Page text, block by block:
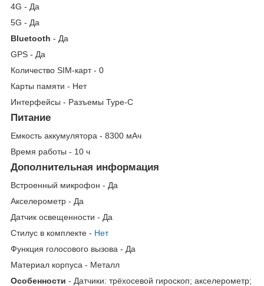
4G - Да
5G - Да
Bluetooth - Да
GPS - Да
Количество SIM-карт - 0
Карты памяти - Нет
Интерфейсы - Разъемы Type-C
Питание
Емкость аккумулятора - 8300 мАч
Время работы - 10 ч
Дополнительная информация
Встроенный микрофон - Да
Акселерометр - Да
Датчик освещенности - Да
Стилус в комплекте - Нет
Функция голосового вызова - Да
Материал корпуса - Металл
Особенности - Датчики: трёхосевой гироскоп; акселерометр;